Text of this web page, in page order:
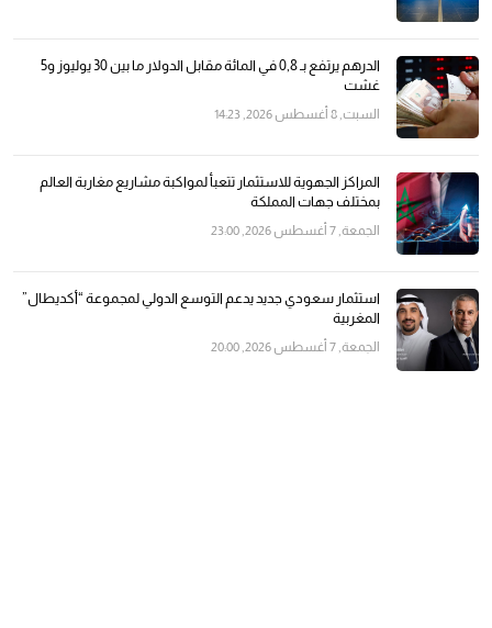
الدرهم يرتفع بـ 0,8 في المائة مقابل الدولار ما بين 30 يوليوز و5
غشت
السبت, 8 أغسطس 2026, 14:23
المراكز الجهوية للاستثمار تتعبأ لمواكبة مشاريع مغاربة العالم
بمختلف جهات المملكة
الجمعة, 7 أغسطس 2026, 23:00
استثمار سعودي جديد يدعم التوسع الدولي لمجموعة “أكديطال”
المغربية
الجمعة, 7 أغسطس 2026, 20:00